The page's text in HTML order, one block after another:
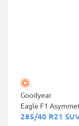
Goodyear
Eagle F1
285/40 R21